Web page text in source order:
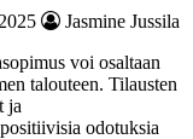
Jasmine Jussila
voi osaltaan
talouteen. Tilausten
ja
odotuksia